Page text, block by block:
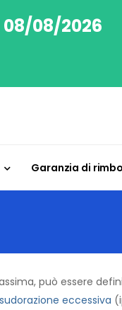
08/2026
Garanzia di
può essere
sudorazione eccessiva